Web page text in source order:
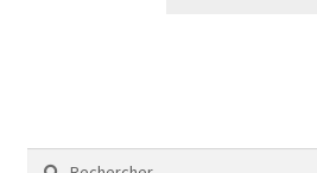
Rechercher :